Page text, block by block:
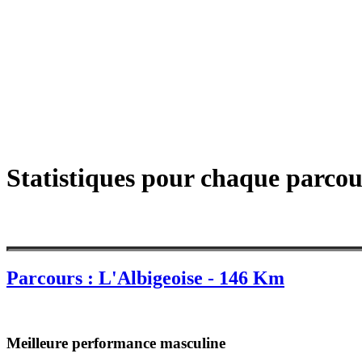
Statistiques pour chaque
Parcours : L'Albigeoise - 146 Km
Meilleure performance masculine